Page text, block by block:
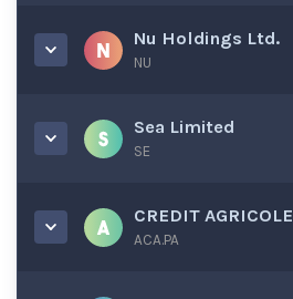
Nu Holdings Ltd.
NU
Sea Limited
SE
CREDIT AGRICOLE
ACA.PA